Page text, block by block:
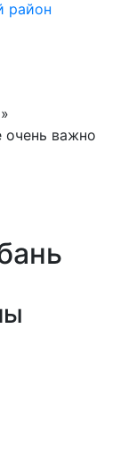
район
очень важно